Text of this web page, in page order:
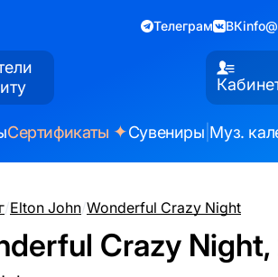
Телеграм ВК
Сертификаты ✦Сувениры Муз.
/Elton John/Wonderful Crazy Night
Crazy Night,